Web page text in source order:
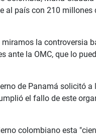
al país con 210
la controversia
ante la OMC, que lo
de Panamá solicitó
el fallo de este
colombiano esta